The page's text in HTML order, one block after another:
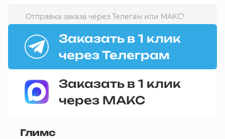
Отправка заказа через Телегам или МАКС!
Заказать в 1 клик
через Телеграм
Заказать в 1 клик
через МАКС
Глимс